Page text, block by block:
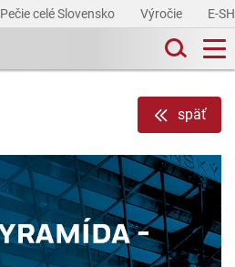
Pečie celé Slovensko Výročie E-
späť